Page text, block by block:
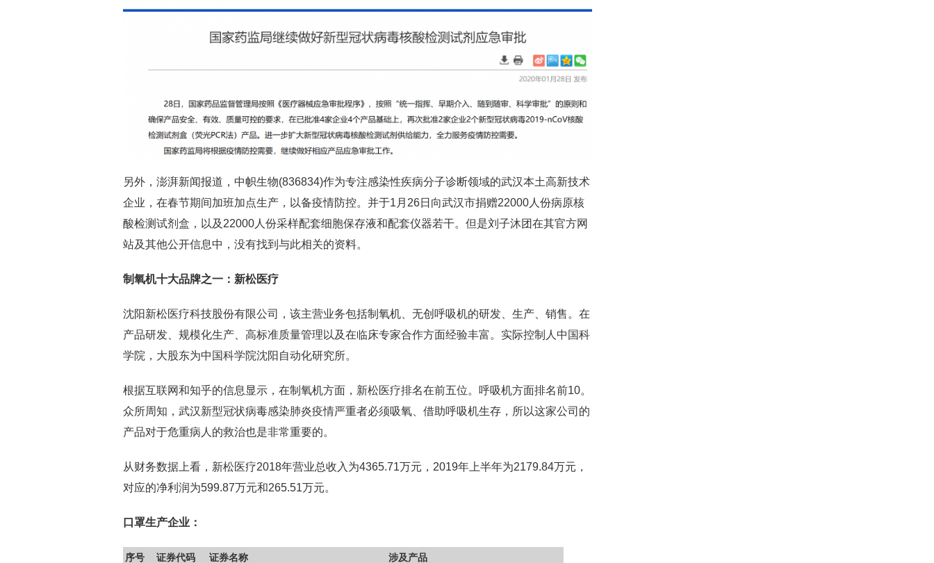
另外，澎湃新闻报道，中帜生物(836834)作为专注感染性疾病分子诊断领域的武汉本土高新技术
企业，在春节期间加班加点生产，以备疫情防控。并于1月26日向武汉市捐赠22000人份病原核
酸检测试剂盒，以及22000人份采样配套细胞保存液和配套仪器若干。但是刘子沐团在其官方网
站及其他公开信息中，没有找到与此相关的资料。
制氧机十大品牌之一：新松医疗
沈阳新松医疗科技股份有限公司，该主营业务包括制氧机、无创呼吸机的研发、生产、销售。在
产品研发、规模化生产、高标准质量管理以及在临床专家合作方面经验丰富。实际控制人中国科
学院，大股东为中国科学院沈阳自动化研究所。
根据互联网和知乎的信息显示，在制氧机方面，新松医疗排名在前五位。呼吸机方面排名前10。
众所周知，武汉新型冠状病毒感染肺炎疫情严重者必须吸氧、借助呼吸机生存，所以这家公司的
产品对于危重病人的救治也是非常重要的。
从财务数据上看，新松医疗2018年营业总收入为4365.71万元，2019年上半年为2179.84万元，
对应的净利润为599.87万元和265.51万元。
口罩生产企业：
序号 证券代码 证券名称
涉及产品